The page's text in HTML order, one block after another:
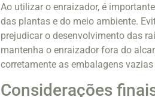
Ao utilizar o enraizador, é
das plantas e do meio ambiente.
prejudicar o desenvolvimento das
mantenha o enraizador fora do
corretamente as embalagens
Considerações